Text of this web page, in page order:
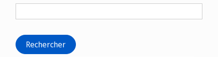
Rechercher